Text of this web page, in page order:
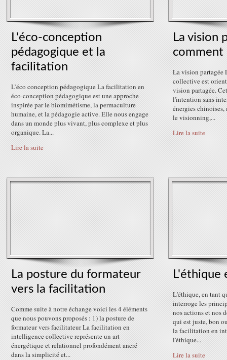
L'éco-conception
pédagogique et la
facilitation
L’éco conception pédagogique La facilitation en
éco-conception pédagogique est une approche
inspirée par le biomimétisme, la permaculture
humaine, et la pédagogie active. Elle nous engage
dans un monde plus vivant, plus complexe et plus
organique. La...
Lire la suite
La vision
La vision
collective est
vision partagée.
l'intention sans
énergies
le visionning,...
Lire la suite
La posture du formateur
vers la facilitation
Comme suite à notre échange voici les 4 éléments
que nous pouvons proposés : 1) la posture de
formateur vers facilitateur La facilitation en
intelligence collective représente un art
énergétique et relationnel profondément ancré
dans la simplicité et...
L'éthique
L'éthique, en tant
interroge les
nos actions et nos
qui est juste, bon
la facilitation en
l'éthique...
Lire la suite